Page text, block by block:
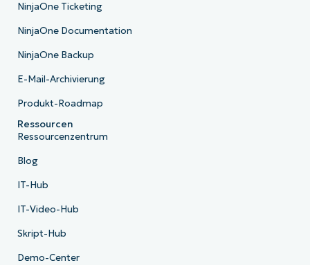
NinjaOne Ticketing
NinjaOne Documentation
NinjaOne Backup
E-Mail-Archivierung
Produkt-Roadmap
Ressourcen
Ressourcenzentrum
Blog
IT-Hub
IT-Video-Hub
Skript-Hub
Demo-Center